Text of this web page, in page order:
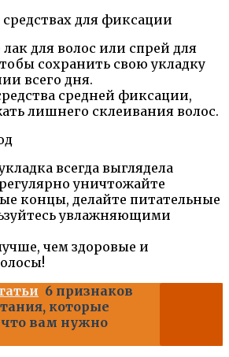
для фиксации
для волос или спрей для
сохранить свою укладку
всего дня.
средней фиксации,
лишнего склеивания волос.
всегда выглядела
уничтожайте
концы, делайте питательные
увлажняющими
чем здоровые и
6 признаков
которые
что вам нужно